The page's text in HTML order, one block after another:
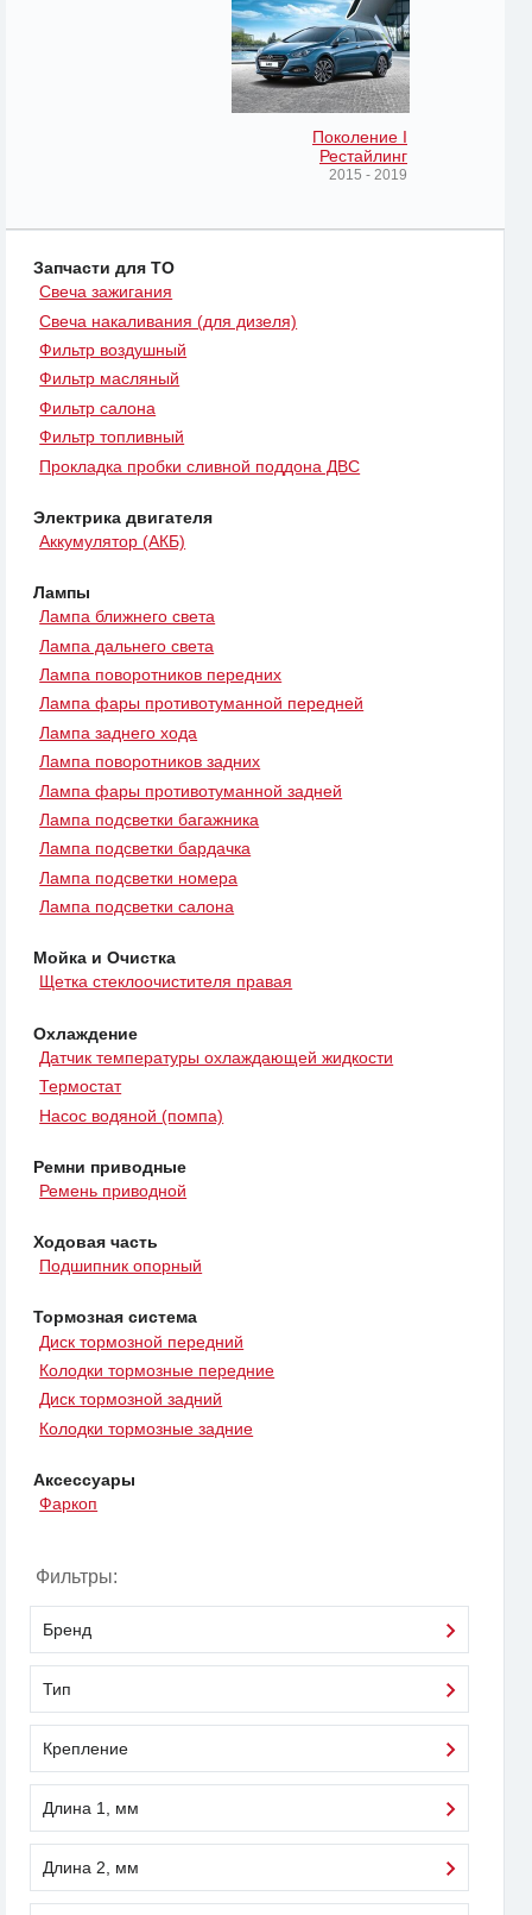
Поколение I
Рестайлинг
2015 - 2019
Запчасти для ТО
Свеча зажигания
Свеча накаливания (для дизеля)
Фильтр воздушный
Фильтр масляный
Фильтр салона
Фильтр топливный
Прокладка пробки сливной поддона ДВС
Электрика двигателя
Аккумулятор (АКБ)
Лампы
Лампа ближнего света
Лампа дальнего света
Лампа поворотников передних
Лампа фары противотуманной передней
Лампа заднего хода
Лампа поворотников задних
Лампа фары противотуманной задней
Лампа подсветки багажника
Лампа подсветки бардачка
Лампа подсветки номера
Лампа подсветки салона
Мойка и Очистка
Щетка стеклоочистителя правая
Охлаждение
Датчик температуры охлаждающей жидкости
Термостат
Насос водяной (помпа)
Ремни приводные
Ремень приводной
Ходовая часть
Подшипник опорный
Тормозная система
Диск тормозной передний
Колодки тормозные передние
Диск тормозной задний
Колодки тормозные задние
Аксессуары
Фаркоп
Фильтры:
Бренд
Тип
Крепление
Длина 1, мм
Длина 2, мм